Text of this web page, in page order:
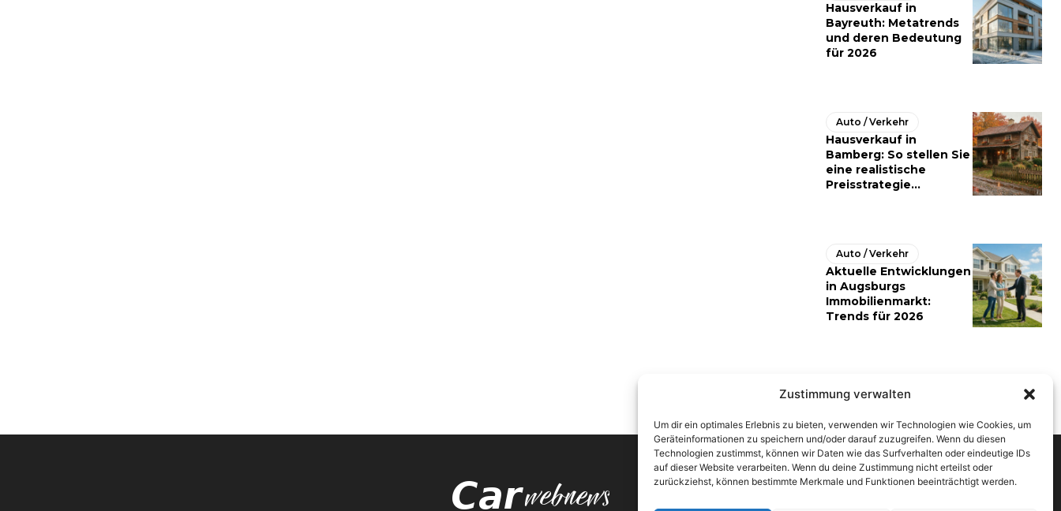
Zustimmung verwalten
Um dir ein optimales Erlebnis zu bieten, verwenden wir Technologien wie Cookies, um
Geräteinformationen zu speichern und/oder darauf zuzugreifen. Wenn du diesen
Technologien zustimmst, können wir Daten wie das Surfverhalten oder eindeutige IDs
auf dieser Website verarbeiten. Wenn du deine Zustimmung nicht erteilst oder
zurückziehst, können bestimmte Merkmale und Funktionen beeinträchtigt werden.
Hausverkauf in
Bayreuth: Metatrends
und deren Bedeutung
für 2026
Auto / Verkehr
Hausverkauf in
Bamberg: So stellen Sie
eine realistische
Preisstrategie...
Auto / Verkehr
Aktuelle Entwicklungen
in Augsburgs
Immobilienmarkt:
Trends für 2026